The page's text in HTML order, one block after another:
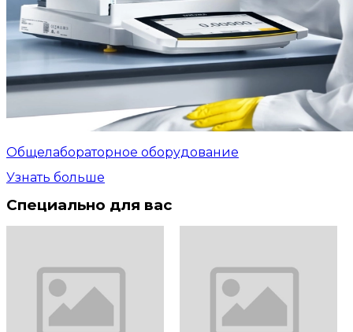
Общелабораторное оборудование
Узнать больше
Специально для вас